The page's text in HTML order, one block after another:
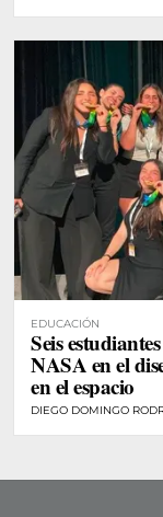
EDUCACIÓN
Seis
NASA en el
en el espacio
DIEGO DOMINGO